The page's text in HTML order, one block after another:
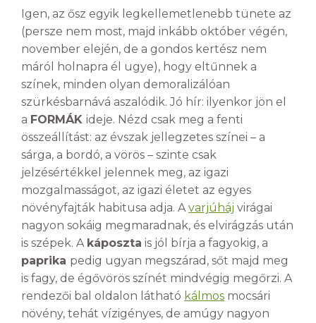
Igen, az ősz egyik legkellemetlenebb tünete az
(persze nem most, majd inkább október végén,
november elején, de a gondos kertész nem
máról holnapra él ugye), hogy eltűnnek a
színek, minden olyan demoralizálóan
szürkésbarnává aszalódik. Jó hír: ilyenkor jön el
a FORMÁK ideje. Nézd csak meg a fenti
összeállítást: az évszak jellegzetes színei – a
sárga, a bordó, a vörös – szinte csak
jelzésértékkel jelennek meg, az igazi
mozgalmasságot, az igazi életet az egyes
növényfajták habitusa adja. A varjúháj virágai
nagyon sokáig megmaradnak, és elvirágzás után
is szépek. A káposzta is jól bírja a fagyokig, a
paprika pedig ugyan megszárad, sőt majd meg
is fagy, de égővörös színét mindvégig megőrzi. A
rendezői bal oldalon látható kálmos mocsári
növény, tehát vízigényes, de amúgy nagyon